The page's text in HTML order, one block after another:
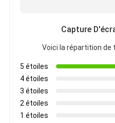
Capture
Voici la répartition de
5 étoiles
4 étoiles
3 étoiles
2 étoiles
1 étoiles